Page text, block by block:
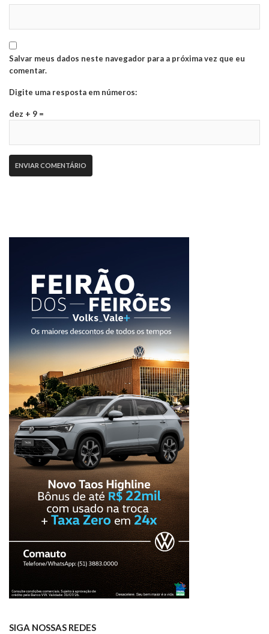
Salvar meus dados neste navegador para a próxima vez que eu
comentar.
Digite uma resposta em números:
dez + 9 =
SIGA NOSSAS REDES